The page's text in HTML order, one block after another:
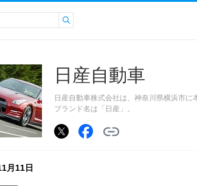
日産自動車
日産自動車株式会社は、神奈川県横浜市
ブランド名は「日産」。
月11日